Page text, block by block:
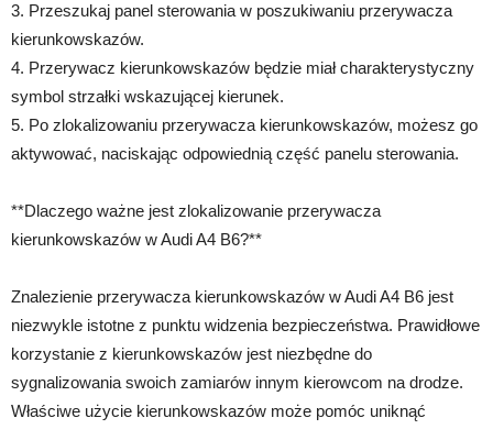
3. Przeszukaj panel sterowania w poszukiwaniu przerywacza
kierunkowskazów.
4. Przerywacz kierunkowskazów będzie miał charakterystyczny
symbol strzałki wskazującej kierunek.
5. Po zlokalizowaniu przerywacza kierunkowskazów, możesz go
aktywować, naciskając odpowiednią część panelu sterowania.
**Dlaczego ważne jest zlokalizowanie przerywacza
kierunkowskazów w Audi A4 B6?**
Znalezienie przerywacza kierunkowskazów w Audi A4 B6 jest
niezwykle istotne z punktu widzenia bezpieczeństwa. Prawidłowe
korzystanie z kierunkowskazów jest niezbędne do
sygnalizowania swoich zamiarów innym kierowcom na drodze.
Właściwe użycie kierunkowskazów może pomóc uniknąć